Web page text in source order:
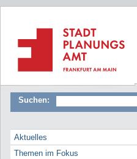
Suchen:
Aktuelles
Themen im Fokus